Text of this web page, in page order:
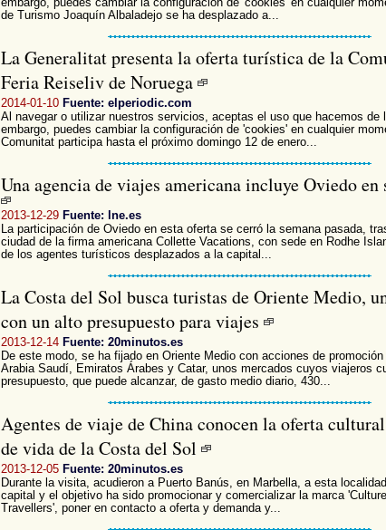
de Turismo Joaquín Albaladejo se ha desplazado a...
La Generalitat presenta la oferta turística de la
Feria Reiseliv de Noruega
2014-01-10 Fuente: elperiodic.com
Al navegar o utilizar nuestros servicios, aceptas el uso que hacemos de
embargo, puedes cambiar la configuración de 'cookies' en cualquier
Comunitat participa hasta el próximo domingo 12 de enero...
Una agencia de viajes americana incluye Oviedo en
2013-12-29 Fuente: lne.es
La participación de Oviedo en esta oferta se cerró la semana pasada,
ciudad de la firma americana Collette Vacations, con sede en Rodhe
de los agentes turísticos desplazados a la capital...
La Costa del Sol busca turistas de Oriente Medio,
con un alto presupuesto para viajes
2013-12-14 Fuente: 20minutos.es
De este modo, se ha fijado en Oriente Medio con acciones de
Arabia Saudí, Emiratos Árabes y Catar, unos mercados cuyos viajeros
presupuesto, que puede alcanzar, de gasto medio diario, 430...
Agentes de viaje de China conocen la oferta
de vida de la Costa del Sol
2013-12-05 Fuente: 20minutos.es
Durante la visita, acudieron a Puerto Banús, en Marbella, a esta
capital y el objetivo ha sido promocionar y comercializar la marca
Travellers', poner en contacto a oferta y demanda y...